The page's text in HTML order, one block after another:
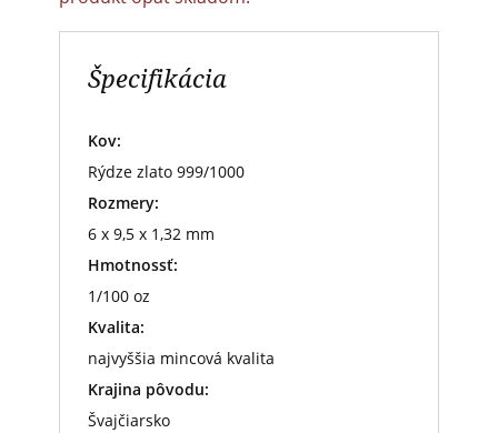
Špecifikácia
Kov:
Rýdze zlato 999/1000
Rozmery:
6 x 9,5 x 1,32 mm
Hmotnossť:
1/100 oz
Kvalita:
najvyššia mincová kvalita
Krajina pôvodu:
Švajčiarsko